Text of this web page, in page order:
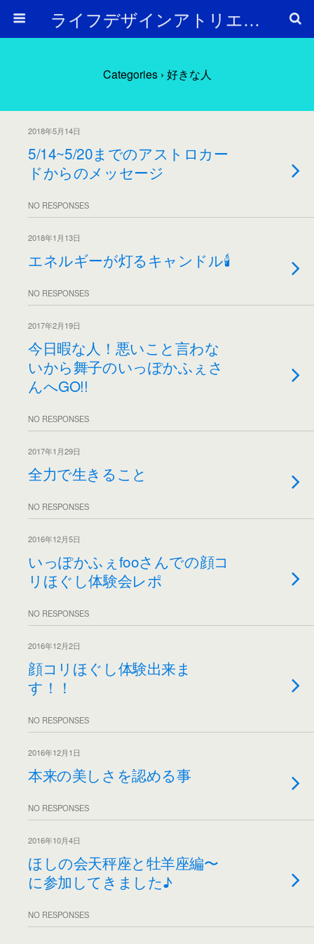
ライフデザインアトリエ Arc en Ciel
Categories › 好きな人
2018年5月14日
5/14~5/20までのアストロカー
ドからのメッセージ
NO RESPONSES
2018年1月13日
エネルギーが灯るキャンドル🕯
NO RESPONSES
2017年2月19日
今日暇な人！悪いこと言わな
いから舞子のいっぽかふぇさ
んへGO!!
NO RESPONSES
2017年1月29日
全力で生きること
NO RESPONSES
2016年12月5日
いっぽかふぇfooさんでの顔コ
リほぐし体験会レポ
NO RESPONSES
2016年12月2日
顔コリほぐし体験出来ま
す！！
NO RESPONSES
2016年12月1日
本来の美しさを認める事
NO RESPONSES
2016年10月4日
ほしの会天秤座と牡羊座編〜
に参加してきました♪
NO RESPONSES